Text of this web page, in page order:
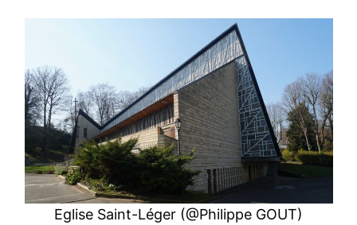
Eglise Saint-Léger (@Philippe GOUT)